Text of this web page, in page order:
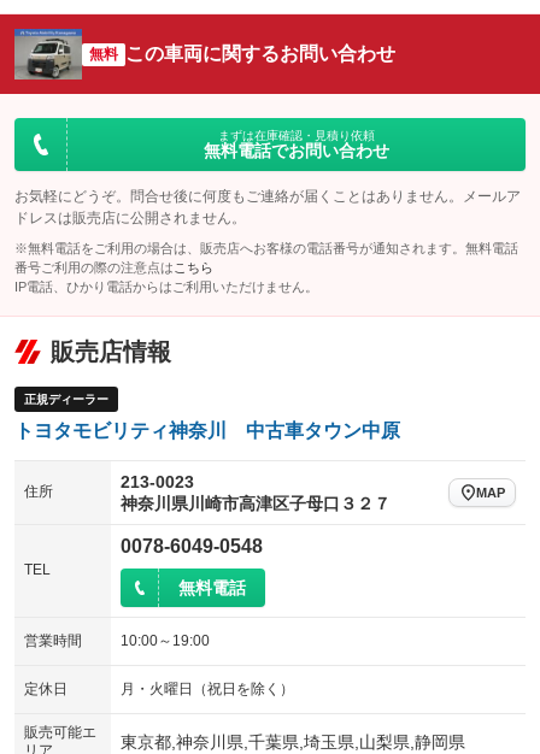
エアコン
：装備あり Wエアコン
：装備なし
リフトアップ
：装備なし パワーステアリング
：装備あり
ダウンヒルアシストコントロール
パワーウィンドウ
：装備あり 盗難防止システム
：装備あり
：装備あり
USB入力端子
：装備なし
100V電源
：装備なし
：装備なし
レンタカーアップ
：装備なし
電動格納ミラー
：装備あり
装備略号／用語解説
オーディオ：CDまたはCDチェンジャー／ミュージックプレイヤー接続
可
：装備あり
ビジュアル：-／DVD再生
：装備あり
：装備なし
革シート
：装備なし ハーフレザーシート
：装備なし
キーレス
：装備あり LEDヘッドランプ
：装備なし
：装備なし ：装備なし
バックカメラ
：装備あり
エアロ スマートキー
ローダウン
：装備なし
パワーシート
：装備なし
ベンチシート フルフラットシート
チップアップシート
：装備なし ：装備なし
ウォークスルー
：装備なし
サイドカメラ
エアサスペンション
：装備なし ヘッドライトウォッシャー
：装備なし
無料 この車両に関するお問い合わせ
まずは在庫確認・見積り依頼
無料電話でお問い合わせ
お気軽にどうぞ。問合せ後に何度もご連絡が届くことはありません。メールア
ドレスは販売店に公開されません。
※無料電話をご利用の場合は、販売店へお客様の電話番号が通知されます。無料電話
番号ご利用の際の注意点は こちら
IP電話、ひかり電話からはご利用いただけません。
販売店情報
正規ディーラー
トヨタモビリティ神奈川 中古車タウン中原
住所
213-0023
神奈川県川崎市高津区子母口３２７
MAP
TEL
0078-6049-0548
無料電話
営業時間 10:00～19:00
定休日 月・火曜日（祝日を除く）
販売可能エ
リア
東京都,神奈川県,千葉県,埼玉県,山梨県,静岡県